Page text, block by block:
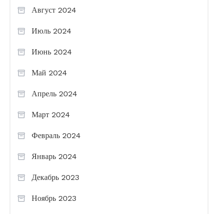
Август 2024
Июль 2024
Июнь 2024
Май 2024
Апрель 2024
Март 2024
Февраль 2024
Январь 2024
Декабрь 2023
Ноябрь 2023